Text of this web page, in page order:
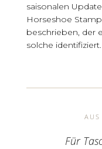
saisonalen
Horseshoe
beschrieben, der
solche identifiziert.
Für